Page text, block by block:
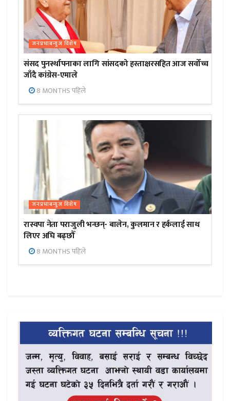
जनप्रभाबन्युज विशेष
संसद पुनर्स्थापनाका लागि सांसदको हस्ताक्षरसहित आज सर्वोच्च
जाँदै कांग्रेस-एमाले
8 MONTHS पहिले
जनप्रभाबन्युज विशेष
रास्वपा नेता पराजुली भन्छन्- बालेन, कुलमान र हर्कलाई साथ
लिएर अघि बढ्छौँ
8 MONTHS पहिले